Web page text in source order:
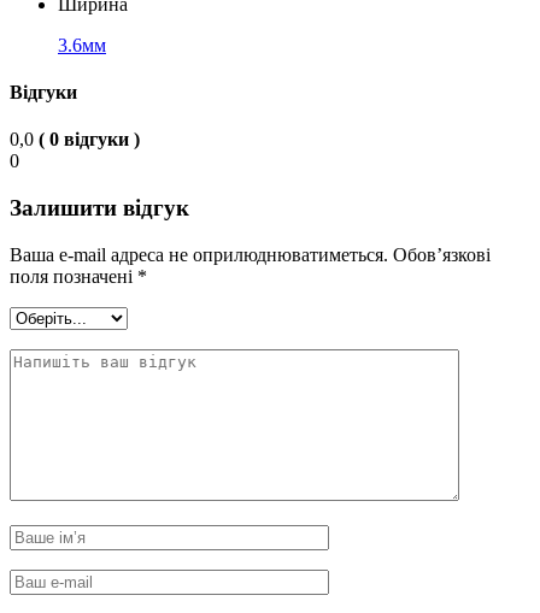
3.6мм
Відгуки
0,0 ( 0 відгуки )
0
Залишити відгук
Ваша e-mail адреса не оприлюднюватиметься. Обов’язкові
поля позначені *